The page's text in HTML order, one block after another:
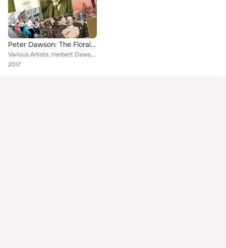
Peter Dawson: The Floral Dance
Various Artists, Herbert Dawson, Gerald Moore, Clifford Greewood & Orchestra, Carlton Fay, Harry Peterson, Hubert Greenslade, La...
2017